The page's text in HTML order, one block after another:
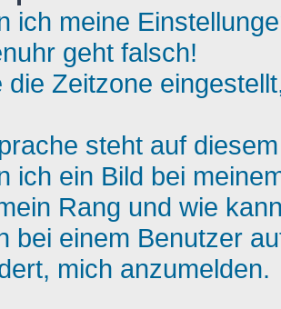
ich meine
geht falsch!
die Zeitzone
steht auf
ich ein Bild bei
Rang und wie
bei einem Benutzer
mich anzumelden.